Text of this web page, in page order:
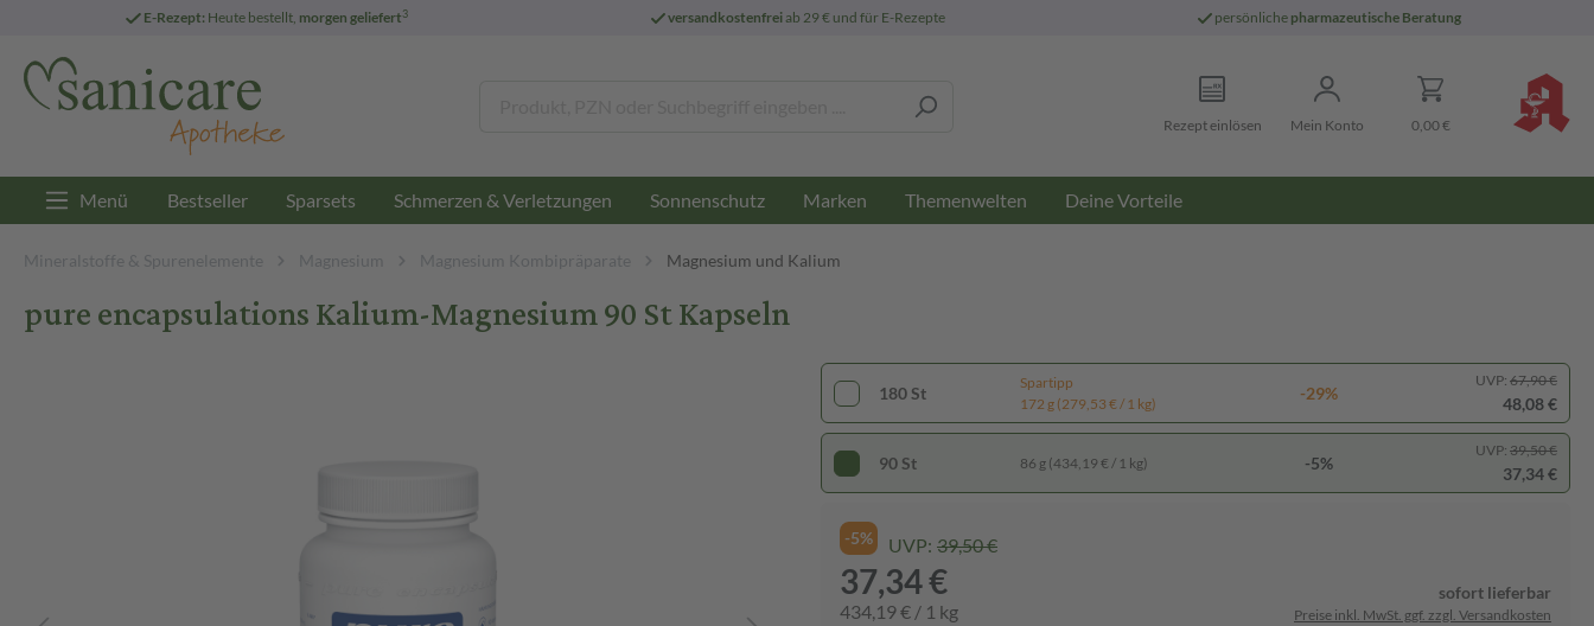
E-Rezept: Heute bestellt, morgen geliefert3 versandkostenfreiab 29 € und für E-Rezepte persönliche pharmazeutische Beratung
Rezept einlösen Mein Konto 0,00 €
Menü Bestseller Sparsets Schmerzen & Verletzungen Sonnenschutz Marken Themenwelten Deine Vorteile
Mineralstoffe & Spurenelemente Magnesium Magnesium Kombipräparate Magnesium und Kalium
pure encapsulations Kalium-Magnesium 90 St Kapseln
180 St
Spartipp
172 g (279,53 € / 1 kg)
-29%
UVP: 67,90 €
48,08 €
90 St 86 g (434,19 € / 1 kg) -5%
UVP: 39,50 €
37,34 €
-5% UVP: 39,50 €
37,34 €
434,19 € / 1 kg
sofort lieferbar
Preise inkl. MwSt. ggf. zzgl. Versandkosten